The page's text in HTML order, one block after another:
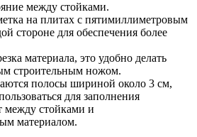
между стойками.
на плитах с пятимиллиметровым
стороне для обеспечения более
материала, это удобно делать
строительным ножом.
полосы шириной около 3 см,
для заполнения
между стойками и
материалом.